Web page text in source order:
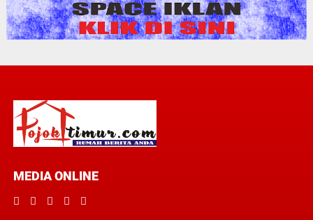
MEDIA ONLINE